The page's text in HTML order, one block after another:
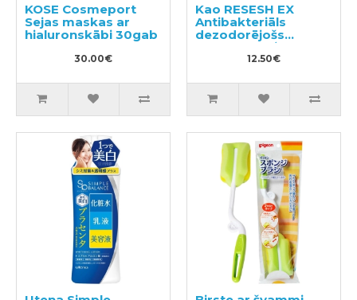
KOSE Cosmeport
Sejas maskas ar
hialuronskābi 30gab
30.00€
Kao RESESH EX
Antibakteriāls
dezodorējošs
aerosols apģērbam
un veļai, ziepju
320ml
12.50€